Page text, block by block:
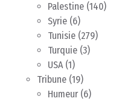
Palestine (140)
Syrie (6)
Tunisie (279)
Turquie (3)
USA(1)
Tribune (19)
Humeur (6)